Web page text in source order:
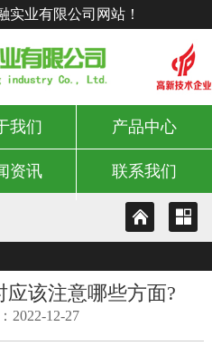
实业有限公司网站！
我们 产品中心
资讯 联系我们
应该注意哪些方面?
2022-12-27